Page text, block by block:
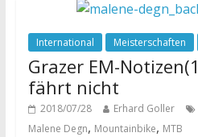
International Meisterschaften
Grazer EM-
fährt nicht
2018/07/28 Erhard Goller
Malene Degn, Mountainbike, MTB